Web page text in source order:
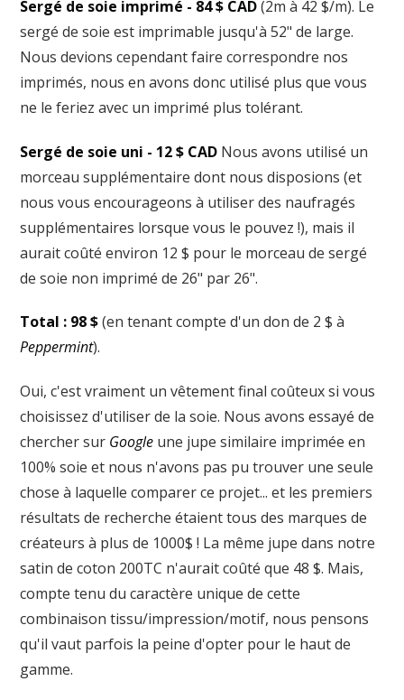
Sergé de soie imprimé - 84 $ CAD(2m à 42 $/m). Le
sergé de soie est imprimable jusqu'à 52" de large.
Nous devions cependant faire correspondre nos
imprimés, nous en avons donc utilisé plus que vous
ne le feriez avec un imprimé plus tolérant.
Sergé de soie uni - 12 $ CAD Nous avons utilisé un
morceau supplémentaire dont nous disposions (et
nous vous encourageons à utiliser des naufragés
supplémentaires lorsque vous le pouvez !), mais il
aurait coûté environ 12 $ pour le morceau de sergé
de soie non imprimé de 26" par 26".
Total : 98 $(en tenant compte d'un don de 2 $ à
Peppermint).
Oui, c'est vraiment un vêtement final coûteux si vous
choisissez d'utiliser de la soie. Nous avons essayé de
chercher sur Google une jupe similaire imprimée en
100% soie et nous n'avons pas pu trouver une seule
chose à laquelle comparer ce projet... et les premiers
résultats de recherche étaient tous des marques de
créateurs à plus de 1000$ ! La même jupe dans notre
satin de coton 200TC n'aurait coûté que 48 $. Mais,
compte tenu du caractère unique de cette
combinaison tissu/impression/motif, nous pensons
qu'il vaut parfois la peine d'opter pour le haut de
gamme.